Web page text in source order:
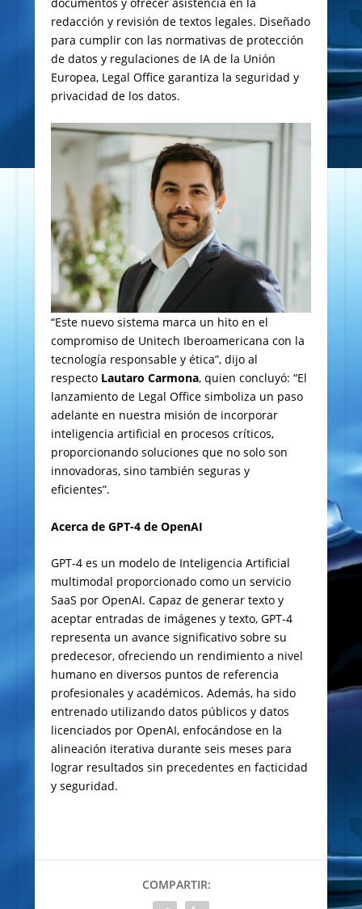
redacción y revisión de textos legales. Diseñado
para cumplir con las normativas de protección
de datos y regulaciones de IA de la Unión
Europea, Legal Office garantiza la seguridad y
privacidad de los datos.
“Este nuevo sistema marca un hito en el
compromiso de Unitech Iberoamericana con la
tecnología responsable y ética”, dijo al
respecto Lautaro Carmona, quien concluyó: “El
lanzamiento de Legal Office simboliza un paso
adelante en nuestra misión de incorporar
inteligencia artificial en procesos críticos,
proporcionando soluciones que no solo son
innovadoras, sino también seguras y
eficientes”.
Acerca de GPT-4 de OpenAI
GPT-4 es un modelo de Inteligencia Artificial
multimodal proporcionado como un servicio
SaaS por OpenAI. Capaz de generar texto y
aceptar entradas de imágenes y texto, GPT-4
representa un avance significativo sobre su
predecesor, ofreciendo un rendimiento a nivel
humano en diversos puntos de referencia
profesionales y académicos. Además, ha sido
entrenado utilizando datos públicos y datos
licenciados por OpenAI, enfocándose en la
alineación iterativa durante seis meses para
lograr resultados sin precedentes en facticidad
y seguridad.
COMPARTIR: